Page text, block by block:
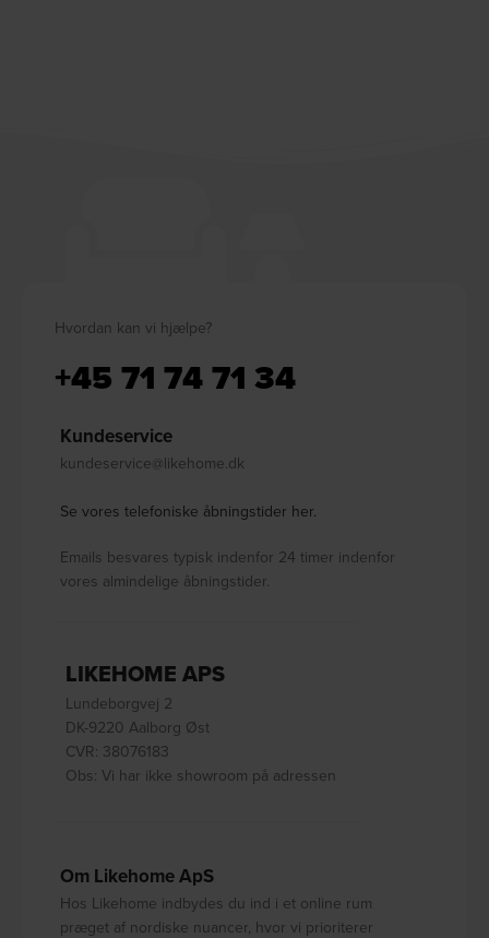
Hvordan kan vi hjælpe?
+45 71 74 71 34
Kundeservice
kundeservice@likehome.dk
Se vores telefoniske åbningstider her.
Emails besvares typisk indenfor 24 timer indenfor
vores almindelige åbningstider.
LIKEHOME APS
Lundeborgvej 2
DK-9220 Aalborg Øst
CVR: 38076183
Obs: Vi har ikke showroom på adressen
Om Likehome ApS
Hos Likehome indbydes du ind i et online rum
præget af nordiske nuancer, hvor vi prioriterer